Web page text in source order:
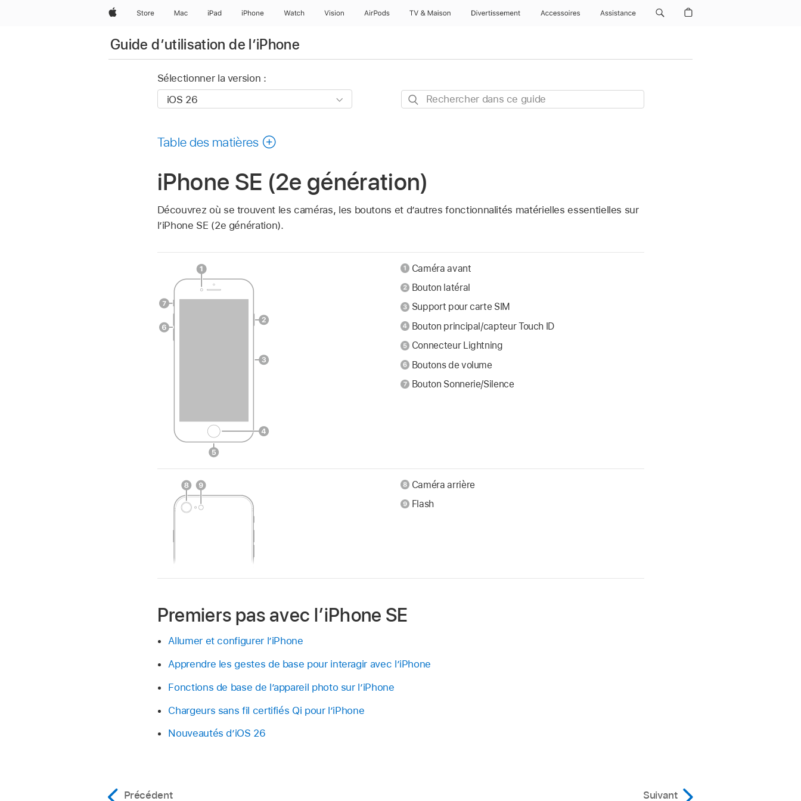
AppleStore Mac iPad iPhone Watch Vision AirPods TV & Maison Divertissements Accessoires Assistance
Guide d’utilisation de l’iPhone
Sélectionner la version :
Rechercher
Table des matières
iPhone SE (2e génération)
Découvrez où se trouvent les caméras, les boutons et d’autres fonctionnalités matérielles essentielles sur
l’iPhone SE (2e génération).
Caméra avant
Bouton latéral
Support pour carte SIM
Bouton principal/capteur Touch ID
Connecteur Lightning
Boutons de volume
Bouton Sonnerie/Silence
Caméra arrière
Flash
Premiers pas avec l’iPhone SE
Allumer et configurer l’iPhone
Apprendre les gestes de base pour interagir avec l’iPhone
Fonctions de base de l’appareil photo sur l’iPhone
Chargeurs sans fil certifiés Qi pour l’iPhone
Nouveautés d’iOS 26
Précédent Suivant